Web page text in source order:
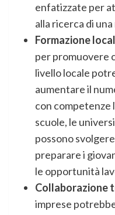
enfatizzate per
alla ricerca di
Formazione
per promuovere
livello locale
aumentare il
con competenze
scuole, le
possono
preparare i
le opportunità
Collaborazione
imprese